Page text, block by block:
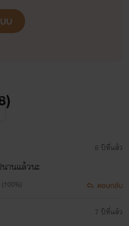
กคนจะติดตาม
บ
)
านแล้วนะ
6 ปีที่แล้ว
ตอบกลับ
7 ปีที่แล้ว